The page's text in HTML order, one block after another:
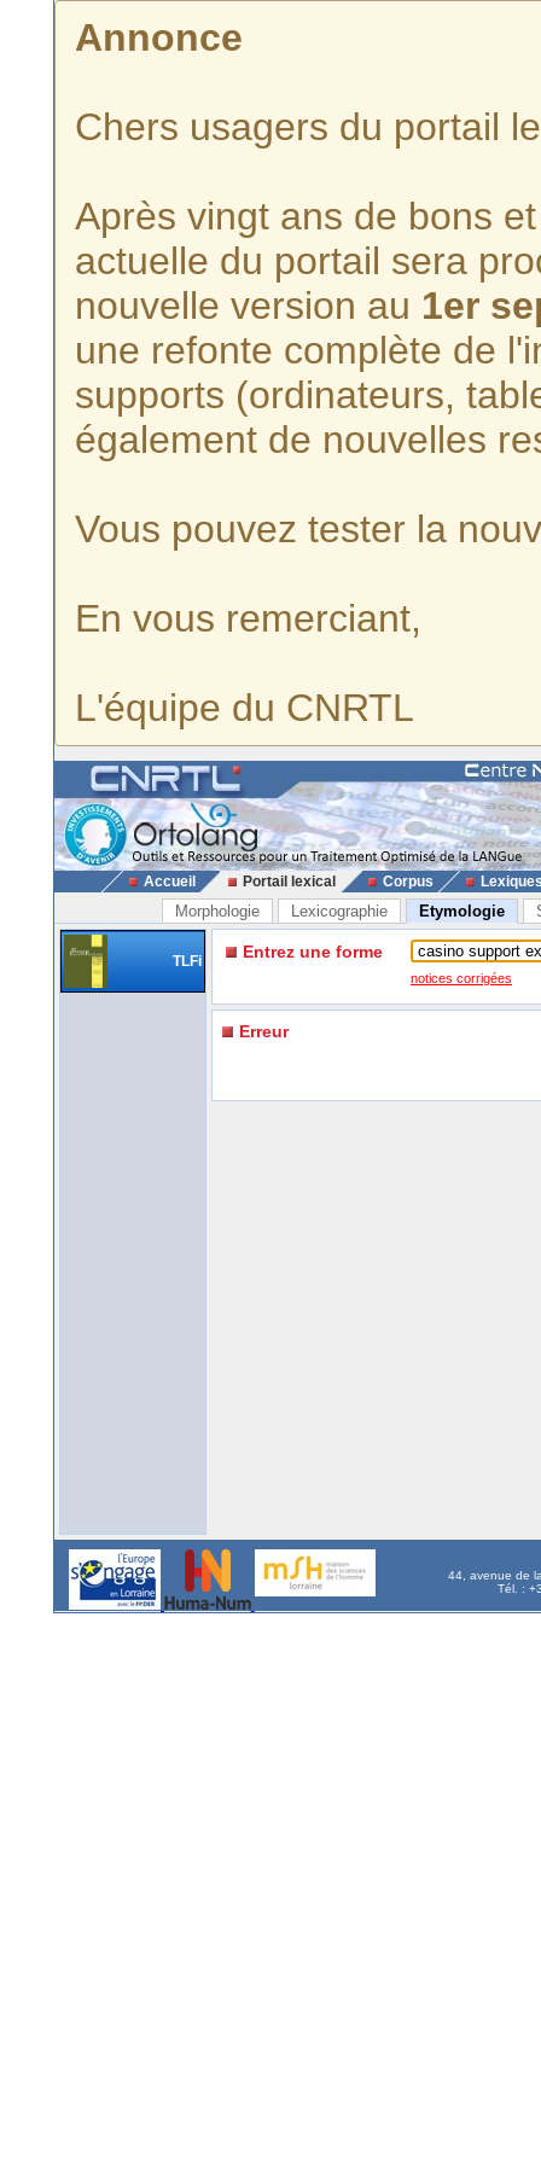
Annonce
Chers usagers du portail
Après vingt ans de bons
actuelle du portail sera
nouvelle version au 1er
une refonte complète de
supports (ordinateurs,
également de nouvelles
Vous pouvez tester la
En vous remerciant,
L'équipe du CNRTL
Accueil Portail lexical Corpus
Morphologie Lexicographie Etymologie
TLFi Entrez une forme
notices corrigées
Erreur
44, avenue de
Tél. :